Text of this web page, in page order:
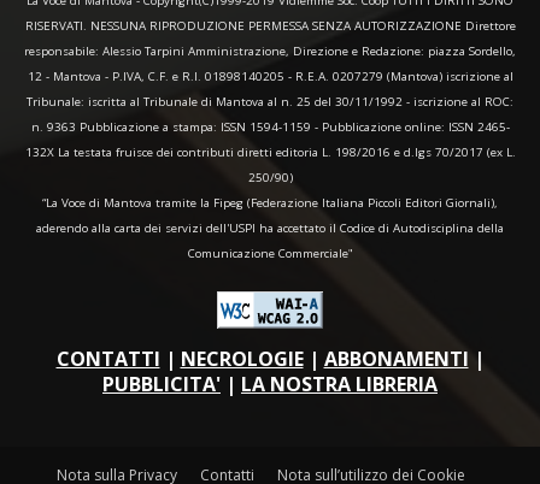
RISERVATI. NESSUNA RIPRODUZIONE PERMESSA SENZA AUTORIZZAZIONE Direttore
responsabile: Alessio Tarpini Amministrazione, Direzione e Redazione: piazza Sordello,
12 - Mantova - P.IVA, C.F. e R.I. 01898140205 - R.E.A. 0207279 (Mantova) iscrizione al
Tribunale: iscritta al Tribunale di Mantova al n. 25 del 30/11/1992 - iscrizione al ROC:
n. 9363 Pubblicazione a stampa: ISSN 1594-1159 - Pubblicazione online: ISSN 2465-
132X La testata fruisce dei contributi diretti editoria L. 198/2016 e d.lgs 70/2017 (ex L.
250/90)
“La Voce di Mantova tramite la Fipeg (Federazione Italiana Piccoli Editori Giornali),
aderendo alla carta dei servizi dell'USPI ha accettato il Codice di Autodisciplina della
Comunicazione Commerciale"
CONTATTI | NECROLOGIE| ABBONAMENTI |
PUBBLICITA' | LA NOSTRA LIBRERIA
Nota sulla Privacy Contatti Nota sull’utilizzo dei Cookie